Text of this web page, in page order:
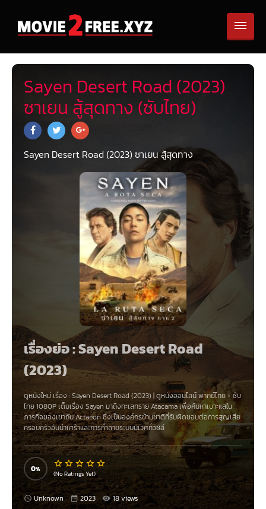
Sayen Desert Road (2023)
ซาเยน สู้สุดทาง (ซับไทย)
Sayen Desert Road (2023) ซาเยน สู้สุดทาง
เรื่องย่อ : Sayen Desert Road
(2023)
ดูหนังใหม่ เรื่อง :Sayen Desert Road (2023) |ดูหนังออนไลน์พากย์ไทย+ซับ
ไทย1080P เต็มเรื่อง Sayen มาถึงทะเลทราย Atacama เพื่อค้นหาเบาะแสใน
ภารกิจของเขากับ Actaeon ซึ่งเป็นองค์กรข้ามชาติที่รับผิดชอบต่อการสูญเสีย
ครอบครัวอันน่าเศร้าและการทำลายระบบนิเวศทั่วชิลี
0 (No Ratings Yet)
Unknown 2023 18 views